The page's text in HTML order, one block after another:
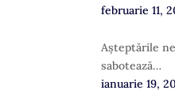
februarie 11,
Așteptările
sabotează…
ianuarie 19,